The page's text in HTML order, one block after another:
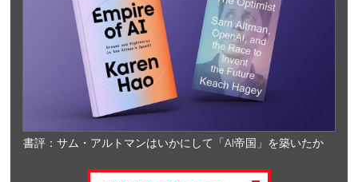
書評：サム・アルトマンはいかにして「AI帝国」を築いたか